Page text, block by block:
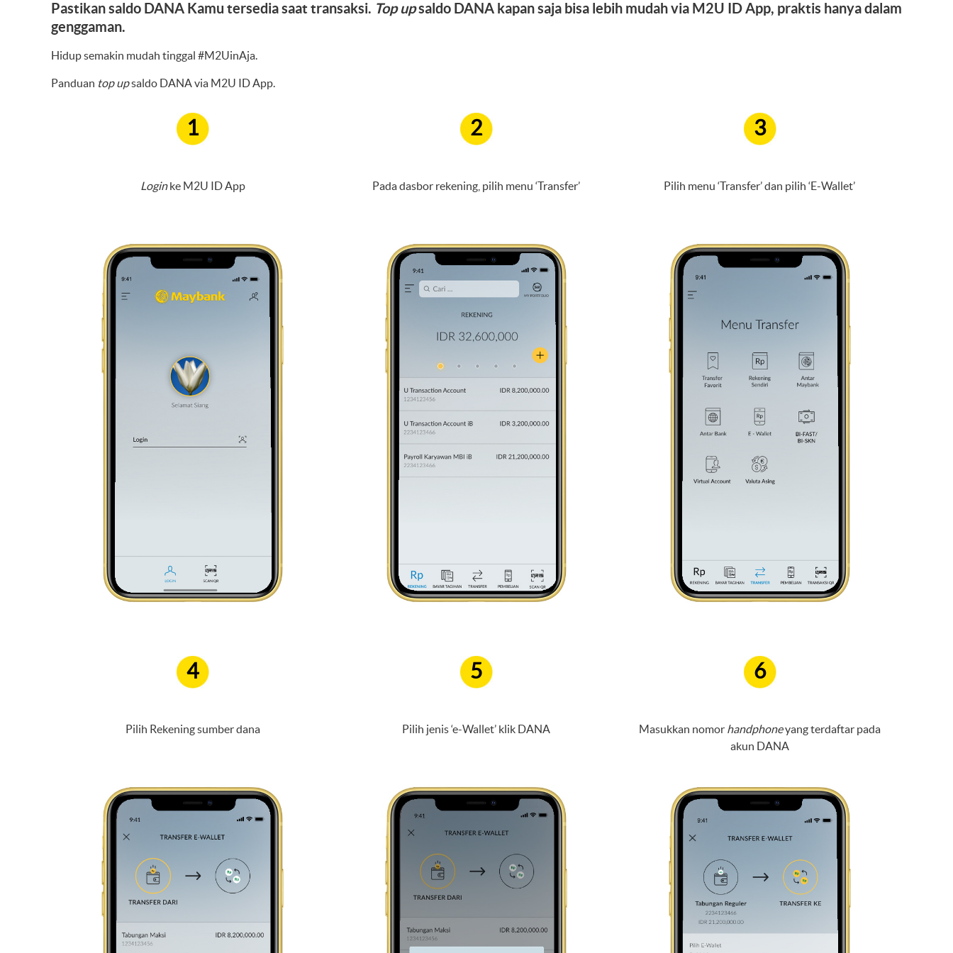
Pastikan saldo DANA Kamu tersedia saat transaksi. Top upsaldo DANA kapan saja bisa lebih mudah via M2U ID App, praktis hanya dalam
genggaman.
Hidup semakin mudah tinggal #M2UinAja.
Panduan top upsaldo DANA via M2U ID App.
1
Loginke M2U ID App
2
Pada dasbor rekening, pilih menu ‘Transfer’
3
Pilih menu ‘Transfer’ dan pilih ‘E-Wallet’
4
Pilih Rekening sumber dana
5
Pilih jenis ‘e-Wallet’ klik DANA
6
Masukkan nomor handphoneyang terdaftar pada
akun DANA